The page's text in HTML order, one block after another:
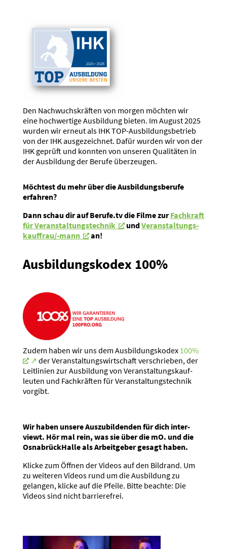
Den Nachwuchs­kräften von morgen möchten wir
eine hochwertige Ausbildung bieten. Im August 2025
wurden wir erneut als IHK TOP-Ausbil­dungs­be­trieb
von der IHK ausge­zeichnet. Dafür wurden wir von der
IHK geprüft und konnten von unseren Quali­täten in
der Ausbildung der Berufe überzeugen.
Möchtest du mehr über die Ausbil­dungs­berufe
erfahren?
Dann schau dir auf Berufe.tv die Filme zurFachkraft
für Veran­stal­tungs­technik
undVeran­stal­tungs­
kauf­frau/-mann
an!
Ausbil­dungs­kodex 100%
Zudem haben wir uns dem Ausbil­dungs­kodex 100%
der Veran­stal­tungs­wirt­schaft verschrieben, der
Leitlinien zur Ausbildung von Veran­stal­tungs­kauf­
leuten und Fachkräften für Veran­stal­tungs­technik
vorgibt.
Wir haben unsere Auszu­bil­denden für dich inter­
viewt. Hör mal rein, was sie über die mO. und die
Osnabrück­Halle als Arbeit­geber gesagt haben.
Klicke zum Öffnen der Videos auf den Bildrand. Um
zu weiteren Videos rund um die Ausbildung zu
gelangen, klicke auf die Pfeile. Bitte beachte: Die
Videos sind nicht barrie­refrei.